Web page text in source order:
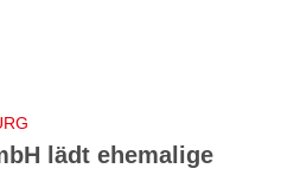
lädt ehemalige